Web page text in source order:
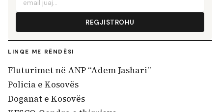
REGJISTROHU
LINQE ME RËNDËSI
Fluturimet në ANP “Adem Jashari”
Policia e Kosovës
Doganat e Kosovës